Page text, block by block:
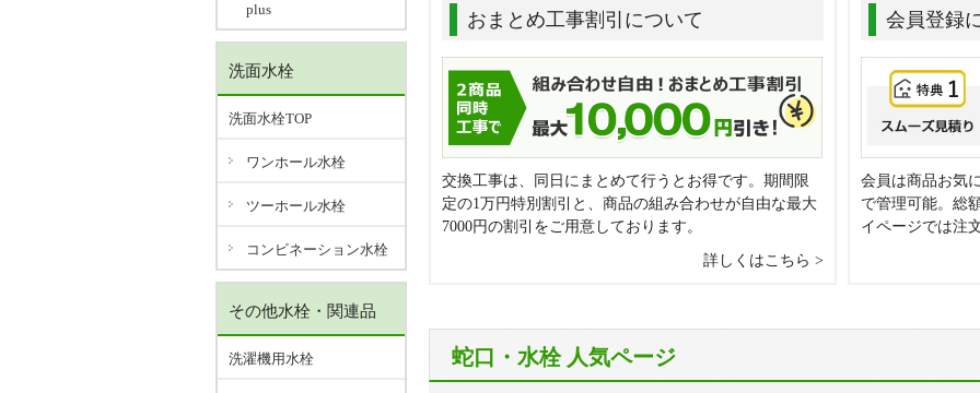
おまとめ工事割引について
交換工事は、同日にまとめて行うとお得です。期間限
定の1万円特別割引と、商品の組み合わせが自由な最大
7000円の割引をご用意しております。
詳しくはこちら
会員登録
会員は商品お気
で管理可能。総
イページでは注
蛇口・水栓 人気ページ
plus
洗面水栓
洗面水栓TOP
ワンホール水栓
ツーホール水栓
コンビネーション水栓
その他水栓・関連品
洗濯機用水栓